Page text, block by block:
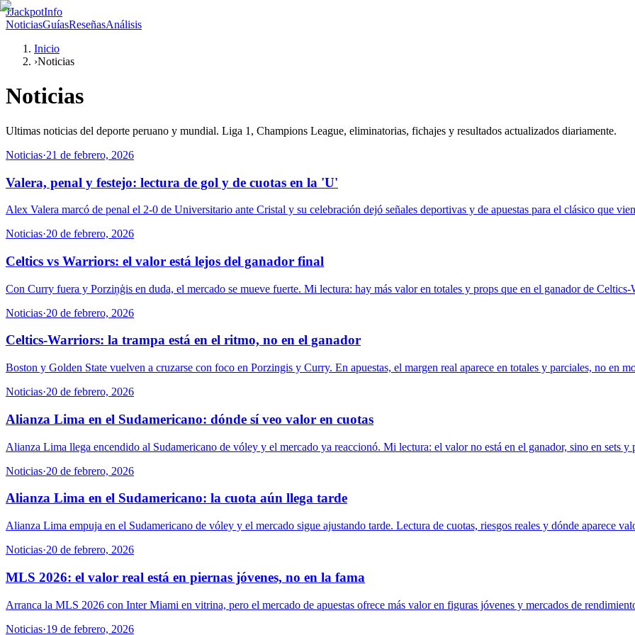
JJackpotInfo
NoticiasGuíasReseñasAnálisis
Inicio
›Noticias
Noticias
Ultimas noticias del deporte peruano y mundial. Liga 1, Champions League, eliminatorias, fichajes y resultados actualizados diariamente.
Noticias·21 de febrero, 2026
Valera, penal y festejo: lectura de gol y de cuotas en la 'U'
Alex Valera marcó de penal el 2-0 de Universitario ante Cristal y su celebración dejó señales deportivas y de apuestas para el clásico que
Noticias·20 de febrero, 2026
Celtics vs Warriors: el valor está lejos del ganador final
Con Curry fuera y Porziņģis en duda, el mercado se mueve fuerte. Mi lectura: hay más valor en totales y props que en el ganador de Celtics-
Noticias·20 de febrero, 2026
Celtics-Warriors: la trampa está en el ritmo, no en el ganador
Boston y Golden State vuelven a cruzarse con foco en Porzingis y Curry. En apuestas, el margen real aparece en totales y parciales, no en
Noticias·20 de febrero, 2026
Alianza Lima en el Sudamericano: dónde sí veo valor en cuotas
Alianza Lima llega encendido al Sudamericano de vóley y el mercado ya reaccionó. Mi lectura: el valor no está en el ganador, sino en sets y
Noticias·20 de febrero, 2026
Alianza Lima en el Sudamericano: la cuota aún llega tarde
Alianza Lima empuja en el Sudamericano de vóley y el mercado sigue ajustando tarde. Lectura de cuotas, riesgos reales y dónde aparece
Noticias·20 de febrero, 2026
MLS 2026: el valor real está en piernas jóvenes, no en la fama
Arranca la MLS 2026 con Inter Miami en vitrina, pero el mercado de apuestas ofrece más valor en figuras jóvenes y mercados de
Noticias·19 de febrero, 2026